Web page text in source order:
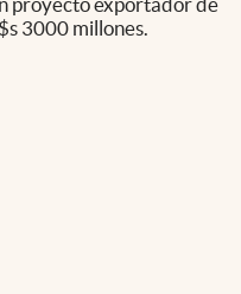
3000 millones.